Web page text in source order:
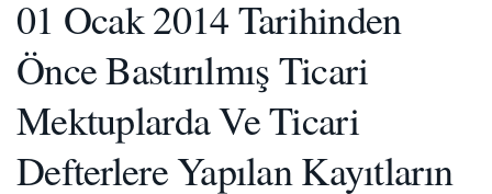
01 Ocak 2014 Tarihinden
Önce Bastırılmış Ticari
Mektuplarda Ve Ticari
Defterlere Yapılan Kayıtların